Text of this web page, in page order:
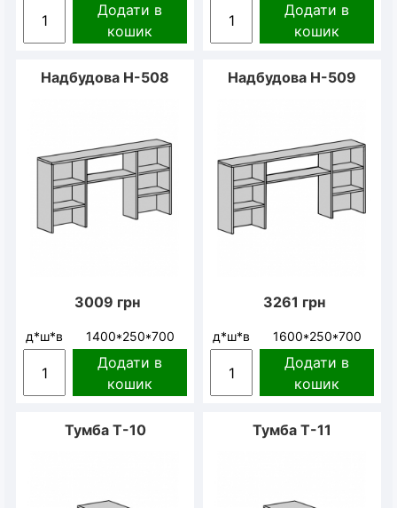
Додати в
кошик
Додати в
кошик
Надбудова Н-508
3009 грн
д*ш*в 1400*250*700
Додати в
кошик
Надбудова Н-509
3261 грн
д*ш*в 1600*250*700
Додати в
кошик
Тумба Т-10 Тумба Т-11